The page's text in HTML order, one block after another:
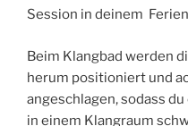
Session in deinem
Beim Klangbad werden
herum positioniert und
angeschlagen, sodass
in einem Klangraum